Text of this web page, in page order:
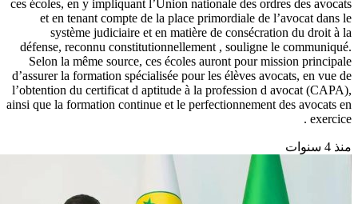
ces écoles, en y impliquant l’Union nationale des ordres des avocats
et en tenant compte de la place primordiale de l’avocat dans le
système judiciaire et en matière de consécration du droit à la
défense, reconnu constitutionnellement , souligne le communiqué.
Selon la même source, ces écoles auront pour mission principale
d’assurer la formation spécialisée pour les élèves avocats, en vue de
l’obtention du certificat d aptitude à la profession d avocat (CAPA),
ainsi que la formation continue et le perfectionnement des avocats en
exercice .
منذ 4 سنوات